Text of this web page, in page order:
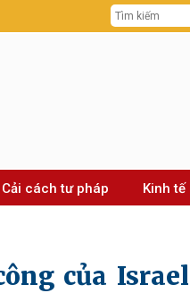
Cải cách tư pháp Kinh tế
của Israel